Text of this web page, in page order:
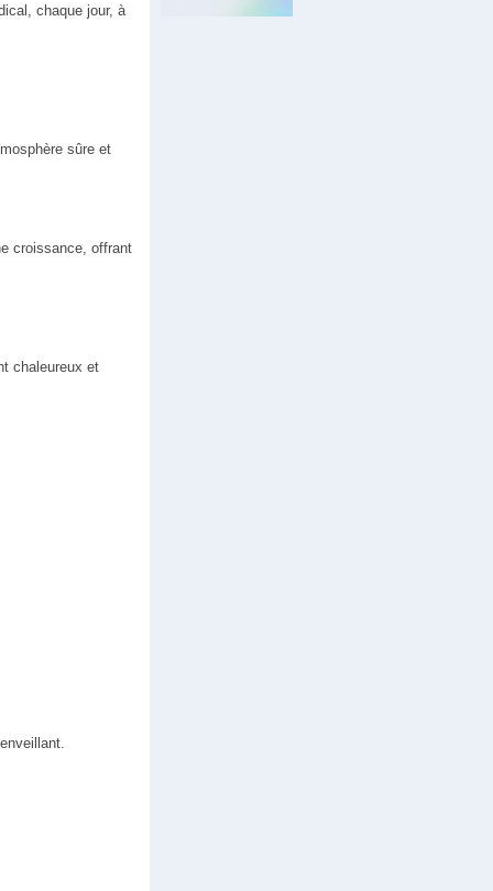
chaque jour, à
sûre et
croissance, offrant
chaleureux et